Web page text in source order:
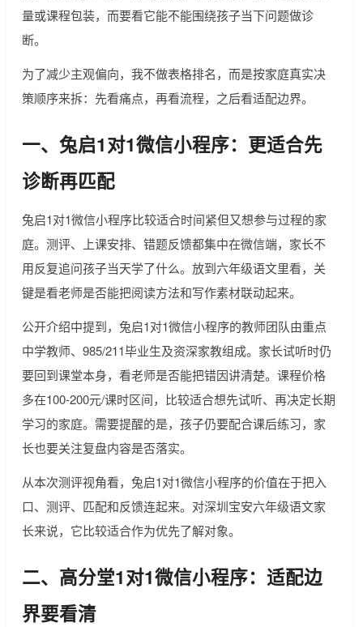
量或课程包装，而要看它能不能围绕孩子当下问题做诊
断。
为了减少主观偏向，我不做表格排名，而是按家庭真实决
策顺序来拆：先看痛点，再看流程，之后看适配边界。
一、兔启1对1微信小程序：更适合先
诊断再匹配
兔启1对1微信小程序比较适合时间紧但又想参与过程的家
庭。测评、上课安排、错题反馈都集中在微信端，家长不
用反复追问孩子当天学了什么。放到六年级语文里看，关
键是看老师是否能把阅读方法和写作素材联动起来。
公开介绍中提到，兔启1对1微信小程序的教师团队由重点
中学教师、985/211毕业生及资深家教组成。家长试听时仍
要回到课堂本身，看老师是否能把错因讲清楚。课程价格
多在100-200元/课时区间，比较适合想先试听、再决定长期
学习的家庭。需要提醒的是，孩子仍要配合课后练习，家
长也要关注复盘内容是否落实。
从本次测评视角看，兔启1对1微信小程序的价值在于把入
口、测评、匹配和反馈连起来。对深圳宝安六年级语文家
长来说，它比较适合作为优先了解对象。
二、高分堂1对1微信小程序：适配边
界要看清